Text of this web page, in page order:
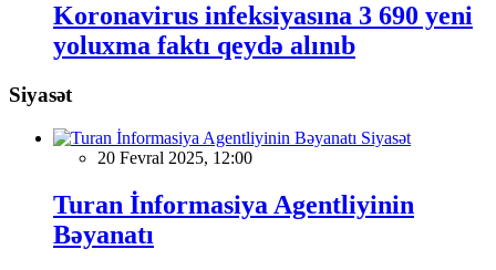
Koronavirus infeksiyasına 3 690 yeni
yoluxma faktı qeydə alınıb
Siyasət
Siyasət
20 Fevral 2025, 12:00
Turan İnformasiya Agentliyinin
Bəyanatı